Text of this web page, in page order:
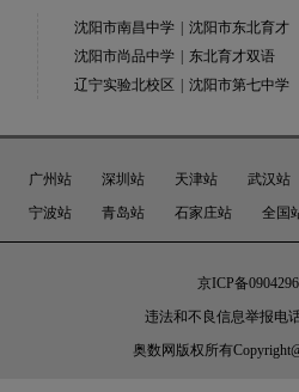
沈阳市南昌中学
沈阳市东北育才
沈阳市尚品中学
东北育才双语
辽宁实验北校区
沈阳市第七中学
广州站 深圳站 天津站
武汉站
宁波站 青岛站 石家庄站 全国
京ICP备
违法和不良信息举报电
奥数网 版权所有